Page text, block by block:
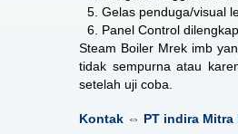
Gelas penduga/visual
Panel Control
Steam Boiler Mrek imb
tidak sempurna atau
setelah uji coba.
Kontak ⇔ PT indira Mitra